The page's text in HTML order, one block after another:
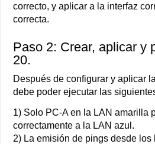
correcto, y aplicar a la interfaz
correcta.
Paso 2: Crear, aplicar y
20.
Después de configurar y aplicar
debe poder ejecutar las
1) Solo PC-A en la LAN amarilla
correctamente a la LAN azul.
2) La emisión de pings desde los